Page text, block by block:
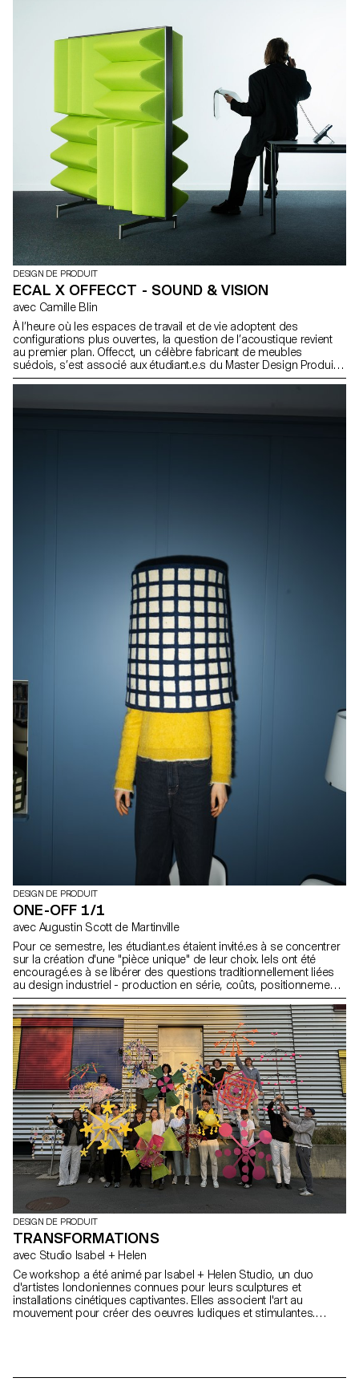
technologie mobile: comment elle influence nos habitudes et
pourrait évoluer vers des formes plus intuitives et intégrées à nos
vies. Née d'un dialogue fertile entre pédagogie et industrie, cette
collaboration reflète l'approche expérimentale de l'ECAL où se
conjuguent design, pensée critique et forte sensibilité aux
technologies émergentes.
DESIGN DE PRODUIT
ECAL X OFFECCT - SOUND & VISION
avec Camille Blin
À l’heure où les espaces de travail et de vie adoptent des
configurations plus ouvertes, la question de l’acoustique revient
au premier plan. Offecct, un célèbre fabricant de meubles
suédois, s’est associé aux étudiant.e.s du Master Design Produit
de l’ECAL, sous la direction de Camille Blin, pour repenser la
d’Offecct depuis le début des années 2000, l’acoustique mérite
DESIGN DE PRODUIT
ONE-OFF 1/1
avec Augustin Scott de Martinville
Pour ce semestre, les étudiant.es étaient invité.es à se concentrer
sur la création d'une "pièce unique" de leur choix. Iels ont été
encouragé.es à se libérer des questions traditionnellement liées
au design industriel - production en série, coûts, positionnement
sur le marché, ect. Le projet s'est conclu par une vente aux
enchères lors du traditionnel Marché de Noël de l'ECAL.
DESIGN DE PRODUIT
TRANSFORMATIONS
avec Studio Isabel + Helen
Ce workshop a été animé par Isabel + Helen Studio, un duo
d'artistes londoniennes connues pour leurs sculptures et
installations cinétiques captivantes. Elles associent l'art au
mouvement pour créer des oeuvres ludiques et stimulantes.